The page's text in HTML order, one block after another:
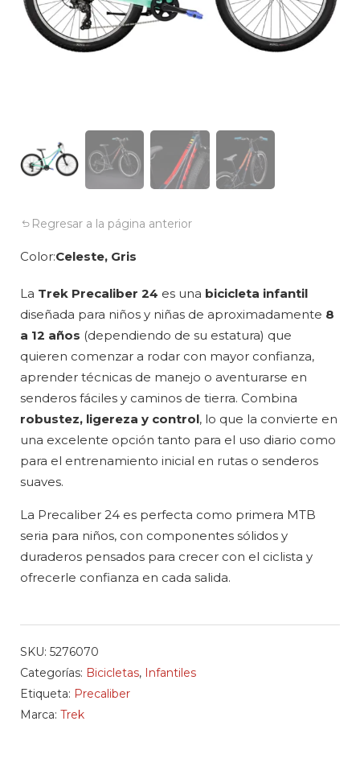
Regresar a la página anterior
La Trek Precaliber 24 es una bicicleta infantil
diseñada para niños y niñas de aproximadamente 8
a 12 años (dependiendo de su estatura) que
quieren comenzar a rodar con mayor confianza,
aprender técnicas de manejo o aventurarse en
senderos fáciles y caminos de tierra. Combina
robustez, ligereza y control, lo que la convierte en
una excelente opción tanto para el uso diario como
para el entrenamiento inicial en rutas o senderos
suaves.
La Precaliber 24 es perfecta como primera MTB
seria para niños, con componentes sólidos y
duraderos pensados para crecer con el ciclista y
ofrecerle confianza en cada salida.
SKU: 5276070
Categorías: Bicicletas, Infantiles
Etiqueta: Precaliber
Marca: Trek
Color Celeste, Gris